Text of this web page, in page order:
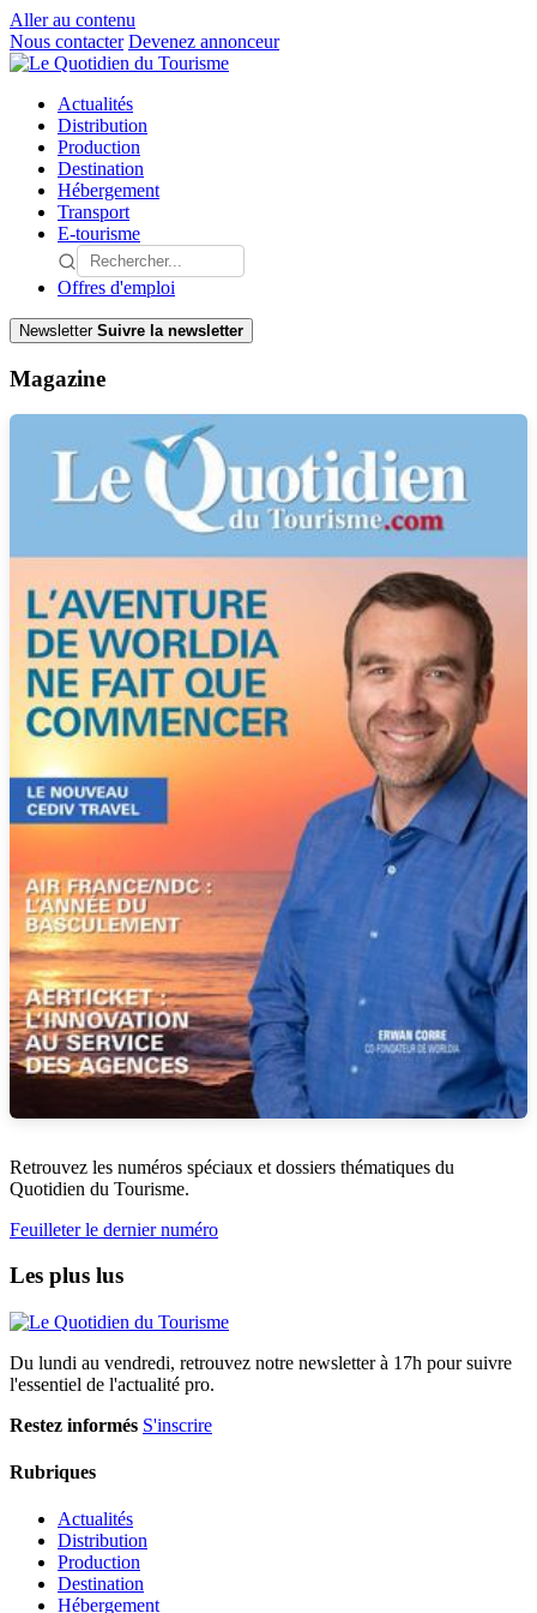
Aller au contenu
Nous contacter Devenez annonceur
Actualités
Distribution
Production
Destination
Hébergement
Transport
E-tourisme
Offres d'emploi
Newsletter Suivre la newsletter
Magazine
Retrouvez les numéros spéciaux et dossiers thématiques du
Quotidien du Tourisme.
Feuilleter le dernier numéro
Les plus lus
Du lundi au vendredi, retrouvez notre newsletter à 17h pour suivre
l'essentiel de l'actualité pro.
Restez informés S'inscrire
Rubriques
Actualités
Distribution
Production
Destination
Hébergement